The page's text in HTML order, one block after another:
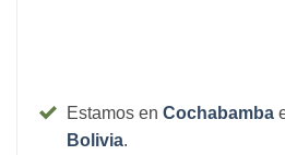
Estamos en Cochabamba
Bolivia.